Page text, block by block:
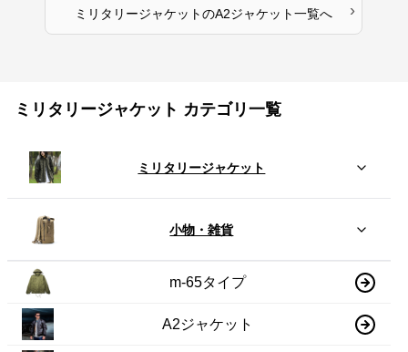
ミリタリージャケットのA2ジャケット一覧へ ›
ミリタリージャケット カテゴリ一覧
ミリタリージャケット
小物・雑貨
m-65タイプ
A2ジャケット